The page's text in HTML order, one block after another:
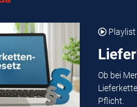
Playlist
Ob bei
Pflicht.